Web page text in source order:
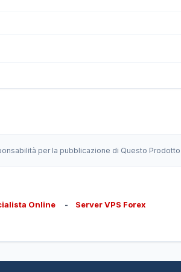
per la pubblicazione di Questo Prodotto
Online - Server VPS Forex